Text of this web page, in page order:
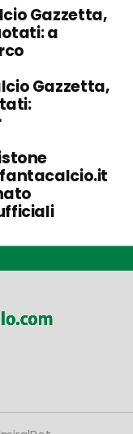
Gazzetta,
a
Gazzetta,